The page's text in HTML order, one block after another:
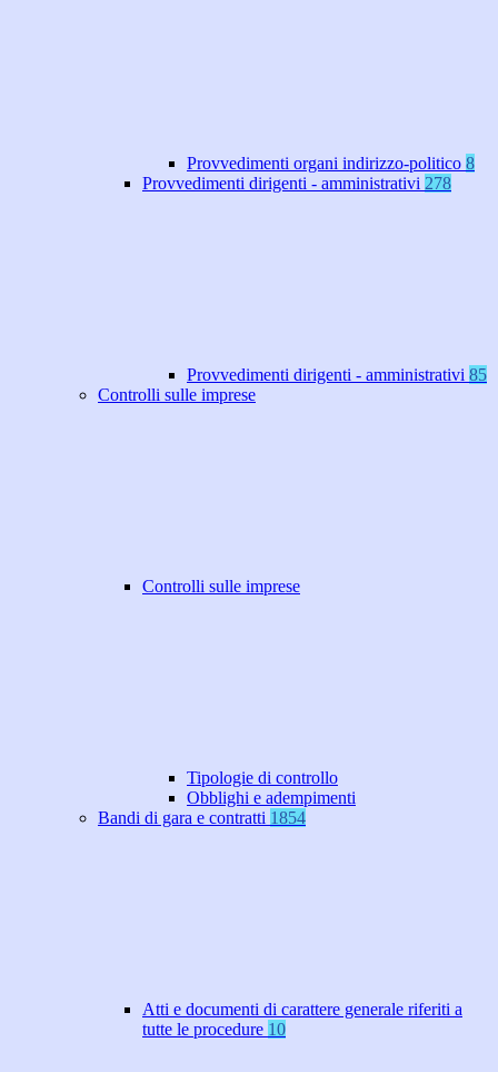
Provvedimenti organi indirizzo-politico 8
Provvedimenti dirigenti - amministrativi 278
Provvedimenti dirigenti - amministrativi 85
Controlli sulle imprese
Controlli sulle imprese
Tipologie di controllo
Obblighi e adempimenti
Bandi di gara e contratti 1854
Atti e documenti di carattere generale riferiti a
tutte le procedure 10